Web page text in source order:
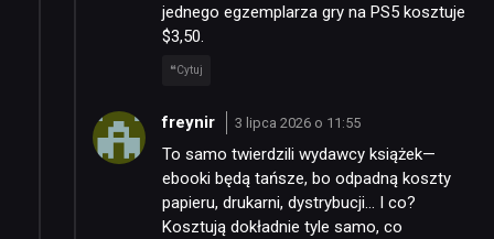
jednego egzemplarza gry na PS5 kosztuje
$3,50.
Cytuj
freynir 3 lipca 2026 o 11:55
To samo twierdzili wydawcy książek—
ebooki będą tańsze, bo odpadną koszty
papieru, drukarni, dystrybucji… I co?
Kosztują dokładnie tyle samo, co